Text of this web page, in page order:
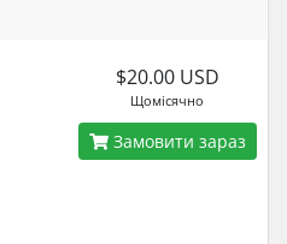
$20.00 USD
Щомісячно
Замовити зараз